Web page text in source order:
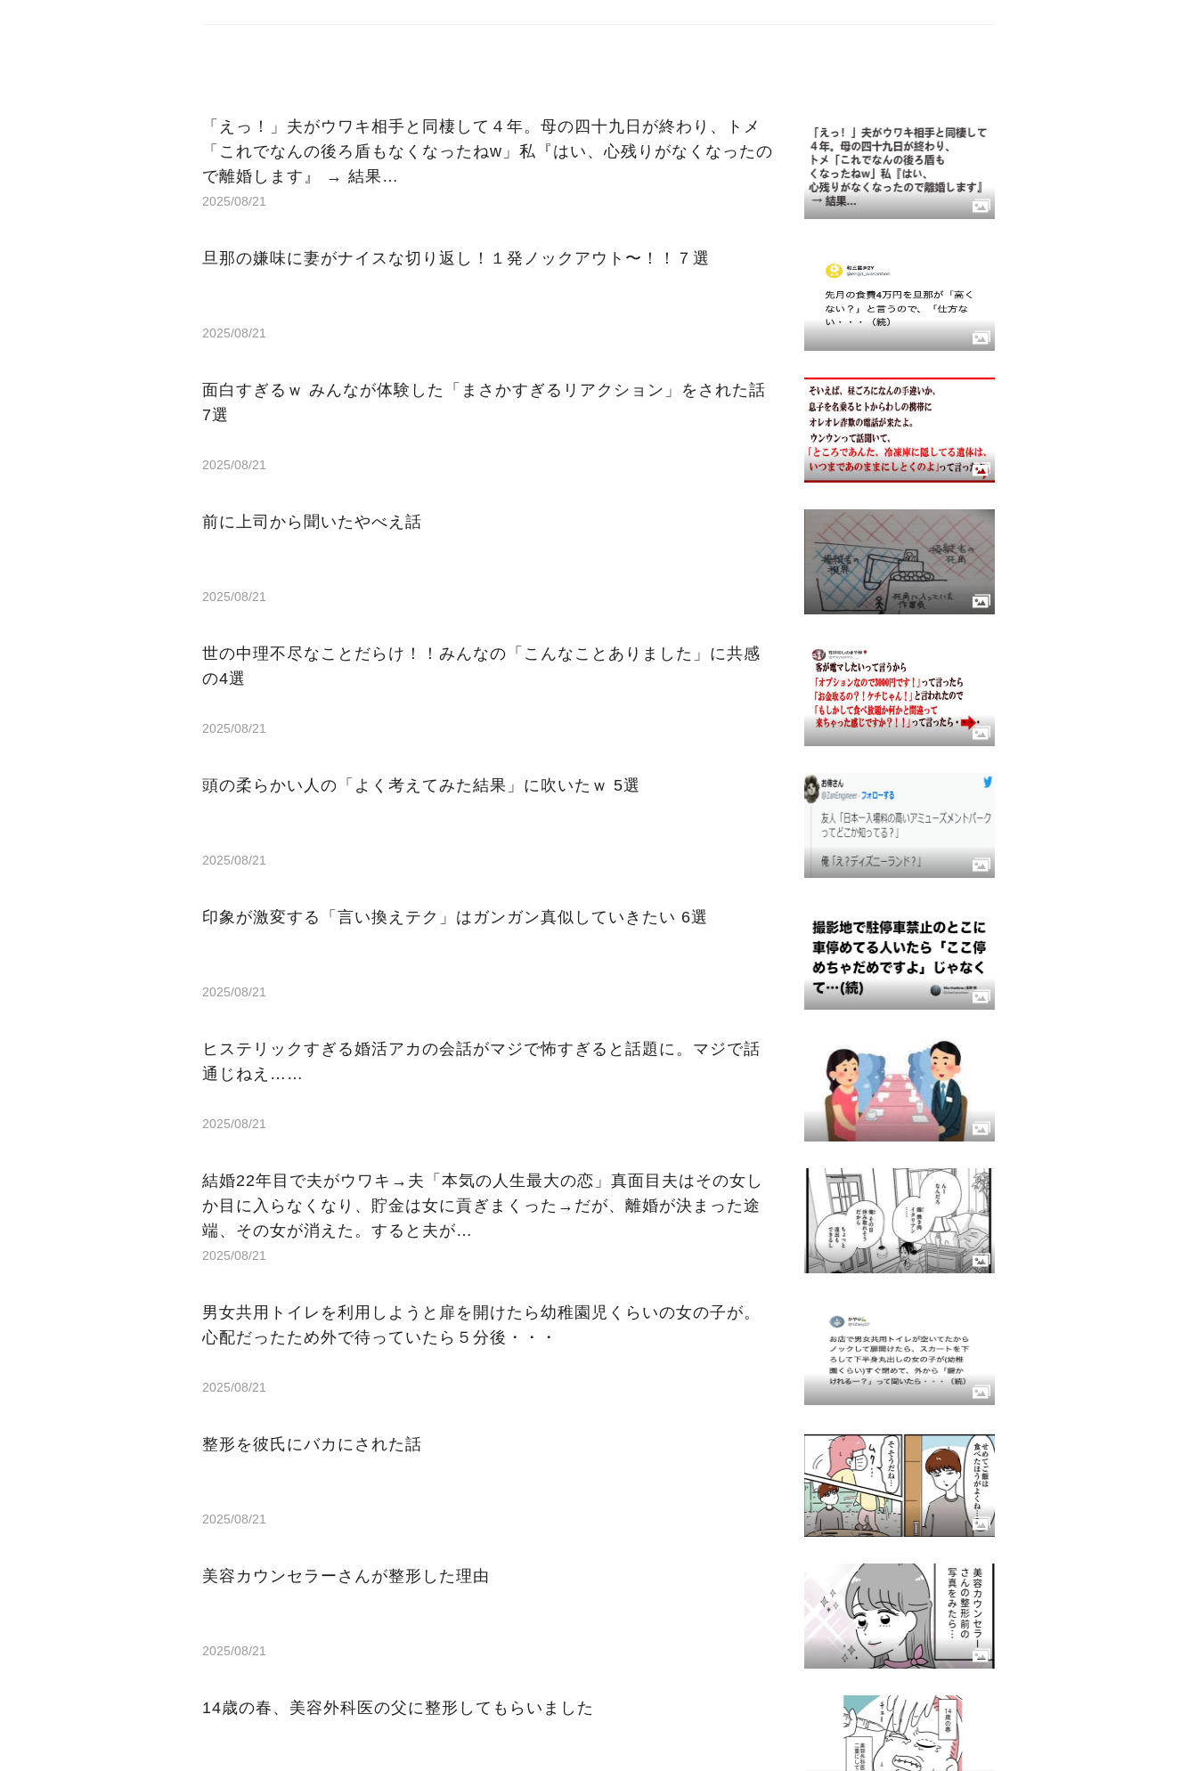
「えっ！」夫がウワキ相手と同棲して４年。母の四十九日が終わり、トメ
「これでなんの後ろ盾もなくなったねw」私『はい、心残りがなくなったの
で離婚します』 → 結果…
2025/08/21
旦那の嫌味に妻がナイスな切り返し！１発ノックアウト〜！！７選
2025/08/21
面白すぎるｗ みんなが体験した「まさかすぎるリアクション」をされた話
7選
2025/08/21
前に上司から聞いたやべえ話
2025/08/21
世の中理不尽なことだらけ！！みんなの「こんなことありました」に共感
の4選
2025/08/21
頭の柔らかい人の「よく考えてみた結果」に吹いたｗ 5選
2025/08/21
印象が激変する「言い換えテク」はガンガン真似していきたい 6選
2025/08/21
ヒステリックすぎる婚活アカの会話がマジで怖すぎると話題に。マジで話
通じねえ……
2025/08/21
結婚22年目で夫がウワキ→夫「本気の人生最大の恋」真面目夫はその女し
か目に入らなくなり、貯金は女に貢ぎまくった→だが、離婚が決まった途
端、その女が消えた。すると夫が…
2025/08/21
男女共用トイレを利用しようと扉を開けたら幼稚園児くらいの女の子が。
心配だったため外で待っていたら５分後・・・
2025/08/21
整形を彼氏にバカにされた話
2025/08/21
美容カウンセラーさんが整形した理由
2025/08/21
14歳の春、美容外科医の父に整形してもらいました